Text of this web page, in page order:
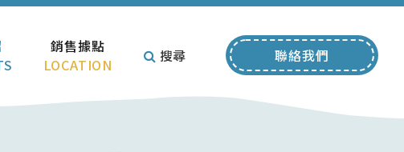
銷售據點
LOCATION
搜尋 聯絡我們